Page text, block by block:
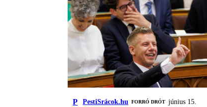
P PestiSrácok.hu FORRÓ DRÓT június 15.